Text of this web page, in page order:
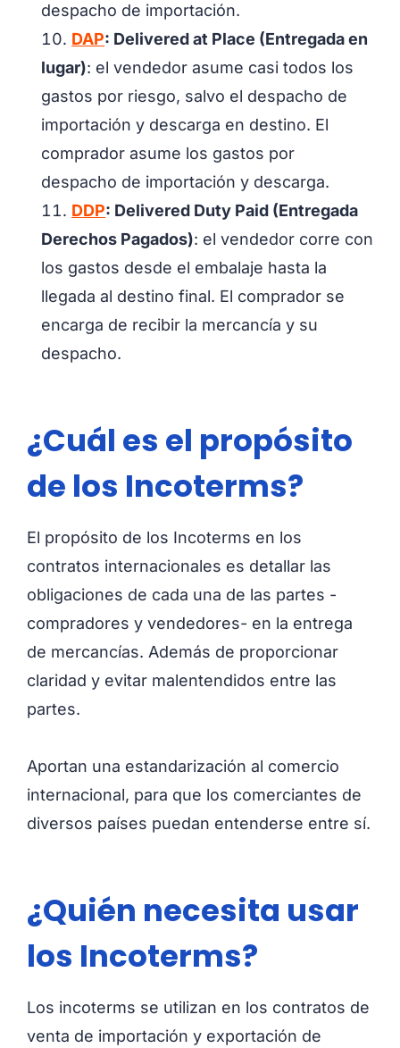
despacho de importación.
DAP: Delivered at Place (Entregada en
lugar): el vendedor asume casi todos los
gastos por riesgo, salvo el despacho de
importación y descarga en destino. El
comprador asume los gastos por
despacho de importación y descarga.
DDP: Delivered Duty Paid (Entregada
Derechos Pagados): el vendedor corre con
los gastos desde el embalaje hasta la
llegada al destino final. El comprador se
encarga de recibir la mercancía y su
despacho.
¿Cuál es el propósito
de los Incoterms?
El propósito de los Incoterms en los
contratos internacionales es detallar las
obligaciones de cada una de las partes -
compradores y vendedores- en la entrega
de mercancías. Además de proporcionar
claridad y evitar malentendidos entre las
partes.
Aportan una estandarización al comercio
internacional, para que los comerciantes de
diversos países puedan entenderse entre sí.
¿Quién necesita usar
los Incoterms?
Los incoterms se utilizan en los contratos de
venta de importación y exportación de